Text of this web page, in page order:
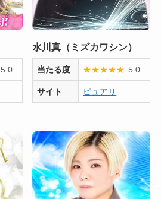
5.0
水川真（ミズカワシン）
当たる度 ★★★★★ 5.0
サイト ピュアリ